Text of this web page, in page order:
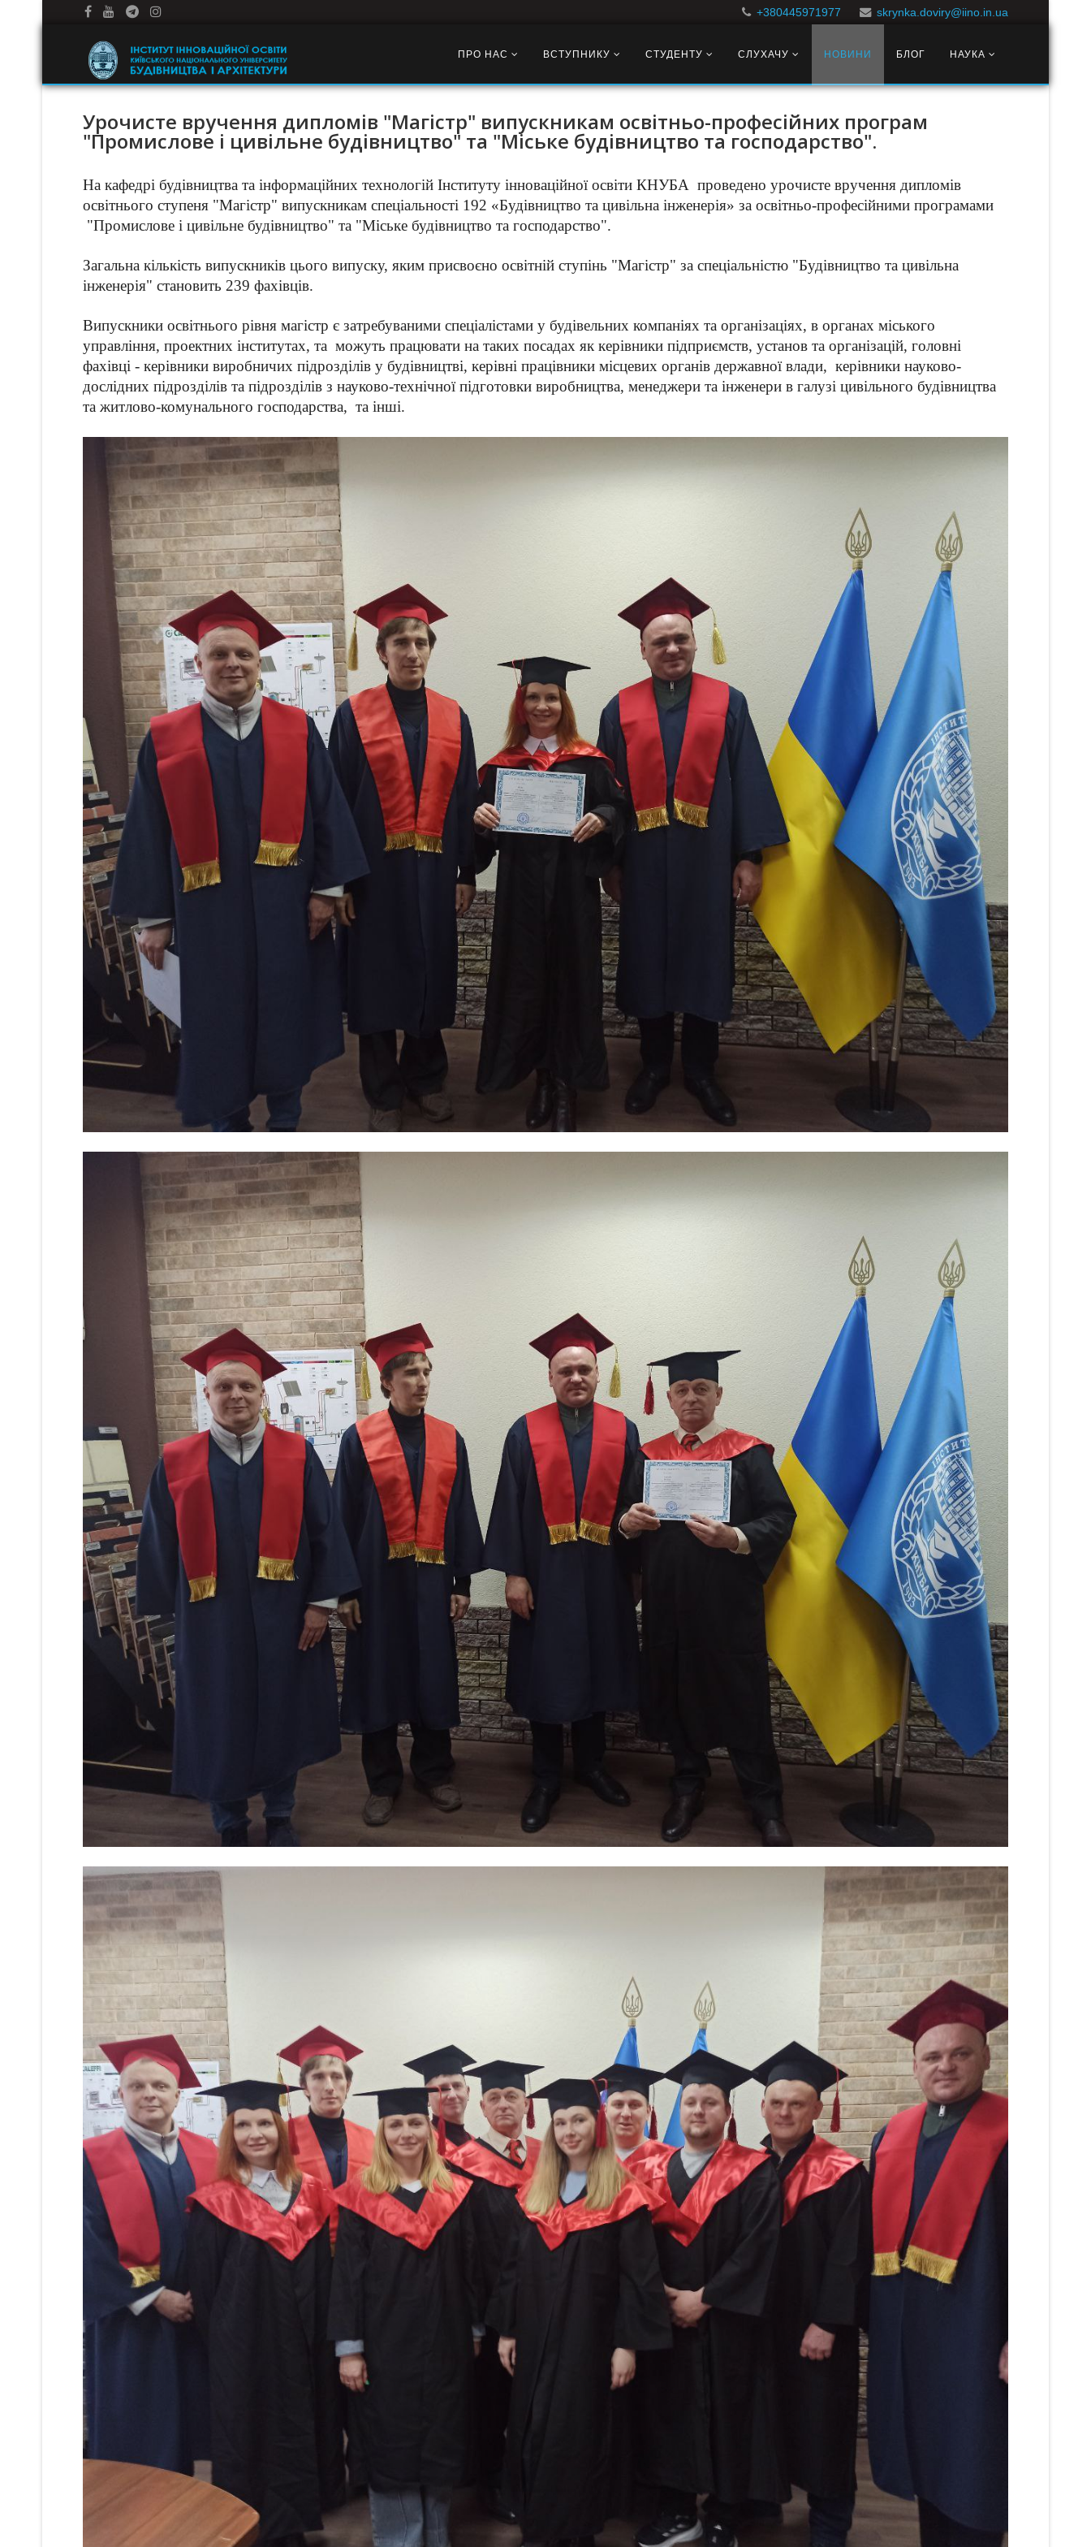
+380445971977 skrynka.doviry@iino.in.ua
ПРО НАС ВСТУПНИКУ СТУДЕНТУ СЛУХАЧУ НОВИНИ БЛОГ НАУКА
Урочисте вручення дипломів "Магістр" випускникам освітньо-професійних програм
"Промислове і цивільне будівництво" та "Міське будівництво та господарство".
На кафедрі будівництва та інформаційних технологій Інституту інноваційної освіти КНУБА проведено урочисте вручення дипломів
освітнього ступеня "Магістр" випускникам спеціальності 192 «Будівництво та цивільна інженерія» за освітньо-професійними програмами
"Промислове і цивільне будівництво" та "Міське будівництво та господарство".
Загальна кількість випускників цього випуску, яким присвоєно освітній ступінь "Магістр" за спеціальністю "Будівництво та цивільна
інженерія" становить 239 фахівців.
Випускники освітнього рівня магістр є затребуваними спеціалістами у будівельних компаніях та організаціях, в органах міського
управління, проектних інститутах, та можуть працювати на таких посадах як керівники підприємств, установ та організацій, головні
фахівці - керівники виробничих підрозділів у будівництві, керівні працівники місцевих органів державної влади, керівники науково-
дослідних підрозділів та підрозділів з науково-технічної підготовки виробництва, менеджери та інженери в галузі цивільного будівництва
та житлово-комунального господарства, та інші.